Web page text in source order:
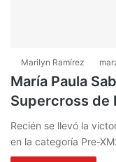
Marilyn Ramírez
María Paula
Supercross de
Recién se llevó la
en la categoría Pre-